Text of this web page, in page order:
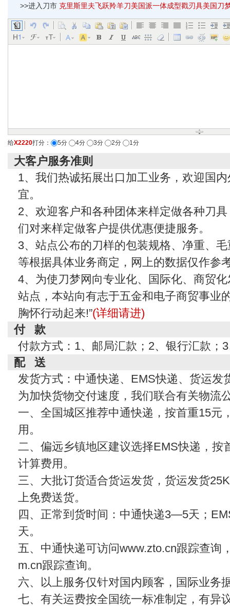
>>进入刀市 克里斯里夫飞跃羚羊刀美国派一体成型戳刃具美国刀
给X2220打分： 5分 4分 3分 2分 1分
大客户服务准则
1、我们热诚拓展出口加工业务，欢迎国
宜。
2、欢迎客户和各种团体来样定做各种刀
们对来样定做客户提供优惠便捷服务。
3、站点公布的刀样的包装规格、净重、
等根据具体业务商定，网上的数据仅作参
4、为使刀梦网向专业化、国际化、商贸
站点，本站向有志于五金和电子商贸事业
胸怀行动起来!”(详细请进)
付 款
付款方式：1、邮局汇款；2、银行汇款；
配 送
发货方式：中通快递、EMS快递、货运发
为加快货物交付速度，我们联合有关物流
一、全国城区推荐中通快递，按首重15元
用。
二、偏远乡镇地区建议选择EMS快递，按
计算费用。
三、大批订货适合货运发货，货运发货
上免费送货。
四、正常到货时间：中通快递3—5天；
天。
五、中通快递可访问www.zto.cn跟踪查询
m.cn跟踪查询。
六、以上服务仅针对国内顾客，国际业务
七、有关运费按全国统一标准制定，有异